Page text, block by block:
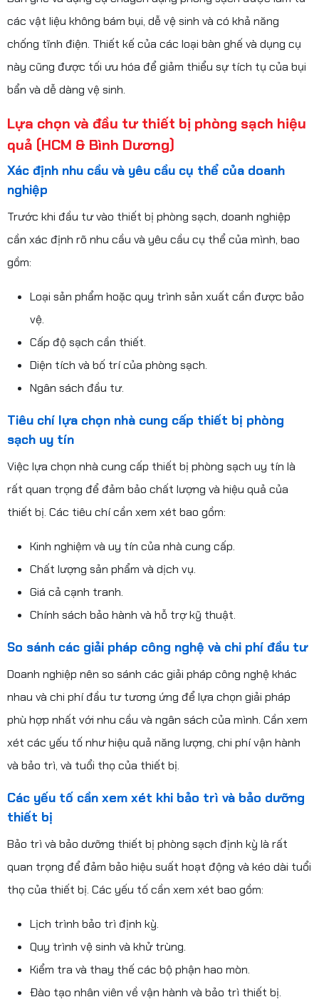
các vật liệu không bám bụi, dễ vệ sinh và có khả năng
chống tĩnh điện. Thiết kế của các loại bàn ghế và dụng cụ
này cũng được tối ưu hóa để giảm thiểu sự tích tụ của bụi
bẩn và dễ dàng vệ sinh.
Lựa chọn và đầu tư thiết bị phòng sạch hiệu
quả (HCM & Bình Dương)
Xác định nhu cầu và yêu cầu cụ thể của doanh
nghiệp
Trước khi đầu tư vào thiết bị phòng sạch, doanh nghiệp
cần xác định rõ nhu cầu và yêu cầu cụ thể của mình, bao
gồm:
Loại sản phẩm hoặc quy trình sản xuất cần được bảo
vệ.
Cấp độ sạch cần thiết.
Diện tích và bố trí của phòng sạch.
Ngân sách đầu tư.
Tiêu chí lựa chọn nhà cung cấp thiết bị phòng
sạch uy tín
Việc lựa chọn nhà cung cấp thiết bị phòng sạch uy tín là
rất quan trọng để đảm bảo chất lượng và hiệu quả của
thiết bị. Các tiêu chí cần xem xét bao gồm:
Kinh nghiệm và uy tín của nhà cung cấp.
Chất lượng sản phẩm và dịch vụ.
Giá cả cạnh tranh.
Chính sách bảo hành và hỗ trợ kỹ thuật.
So sánh các giải pháp công nghệ và chi phí đầu tư
Doanh nghiệp nên so sánh các giải pháp công nghệ khác
nhau và chi phí đầu tư tương ứng để lựa chọn giải pháp
phù hợp nhất với nhu cầu và ngân sách của mình. Cần xem
xét các yếu tố như hiệu quả năng lượng, chi phí vận hành
và bảo trì, và tuổi thọ của thiết bị.
Các yếu tố cần xem xét khi bảo trì và bảo dưỡng
thiết bị
Bảo trì và bảo dưỡng thiết bị phòng sạch định kỳ là rất
quan trọng để đảm bảo hiệu suất hoạt động và kéo dài tuổi
thọ của thiết bị. Các yếu tố cần xem xét bao gồm:
Lịch trình bảo trì định kỳ.
Quy trình vệ sinh và khử trùng.
Kiểm tra và thay thế các bộ phận hao mòn.
Đào tạo nhân viên về vận hành và bảo trì thiết bị.